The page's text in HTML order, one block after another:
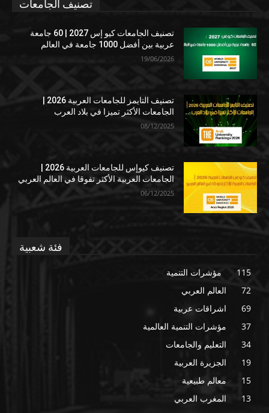
تصنيف الجامعات
تصنيف الجامعات كيو إس 2027 | 60 جامعة
عربية بين أفضل 1000 جامعة في العالم
19/06/2026
الجامعات الأكثر تميزا في بلاد العرب
08/12/2025
الجامعات العربية الأكثر تفوقا في العالم العربي
06/12/2025
فئة شعبية
مؤشرات التنمية
115
العالم العربي
72
اشراقات عربية
69
مؤشرات التنمية العالمية
37
التعليم والجامعات
34
الجزيرة العربية
19
معالم طبيعية
15
المغرب العربي
13